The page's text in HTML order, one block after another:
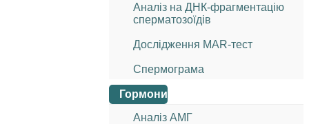
Аналіз на ДНК-фрагментацію
сперматозоїдів
Дослідження МАR-тест
Спермограма
Гормони
Аналіз АМГ